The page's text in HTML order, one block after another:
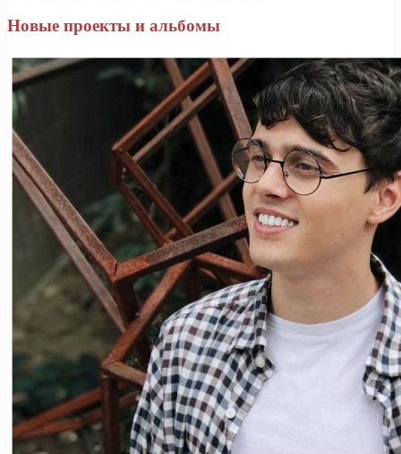
Новые проекты и альбомы